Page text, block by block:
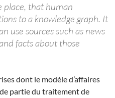
place, that human
to a knowledge graph. It
use sources such as news
facts about those
dont le modèle d’affaires
partie du traitement de